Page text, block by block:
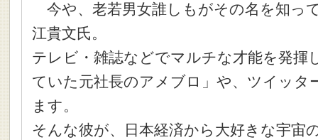
今や、老若男女誰しもがその名を知っ
江貴文氏。
テレビ・雑誌などでマルチな才能を発揮
ていた元社長のアメブロ」や、ツイッタ
ます。
そんな彼が、日本経済から大好きな宇宙